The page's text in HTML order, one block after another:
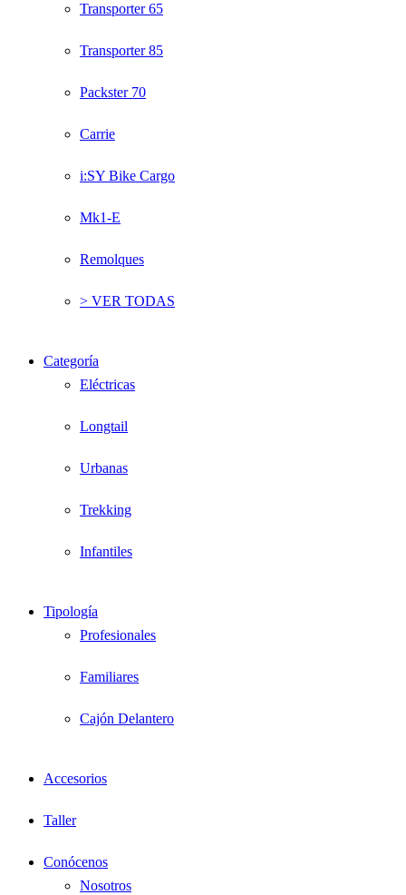
Transporter 65
Transporter 85
Packster 70
Carrie
i:SY Bike Cargo
Mk1-E
Remolques
> VER TODAS
Categoría
Eléctricas
Longtail
Urbanas
Trekking
Infantiles
Tipología
Profesionales
Familiares
Cajón Delantero
Accesorios
Taller
Conócenos
Nosotros